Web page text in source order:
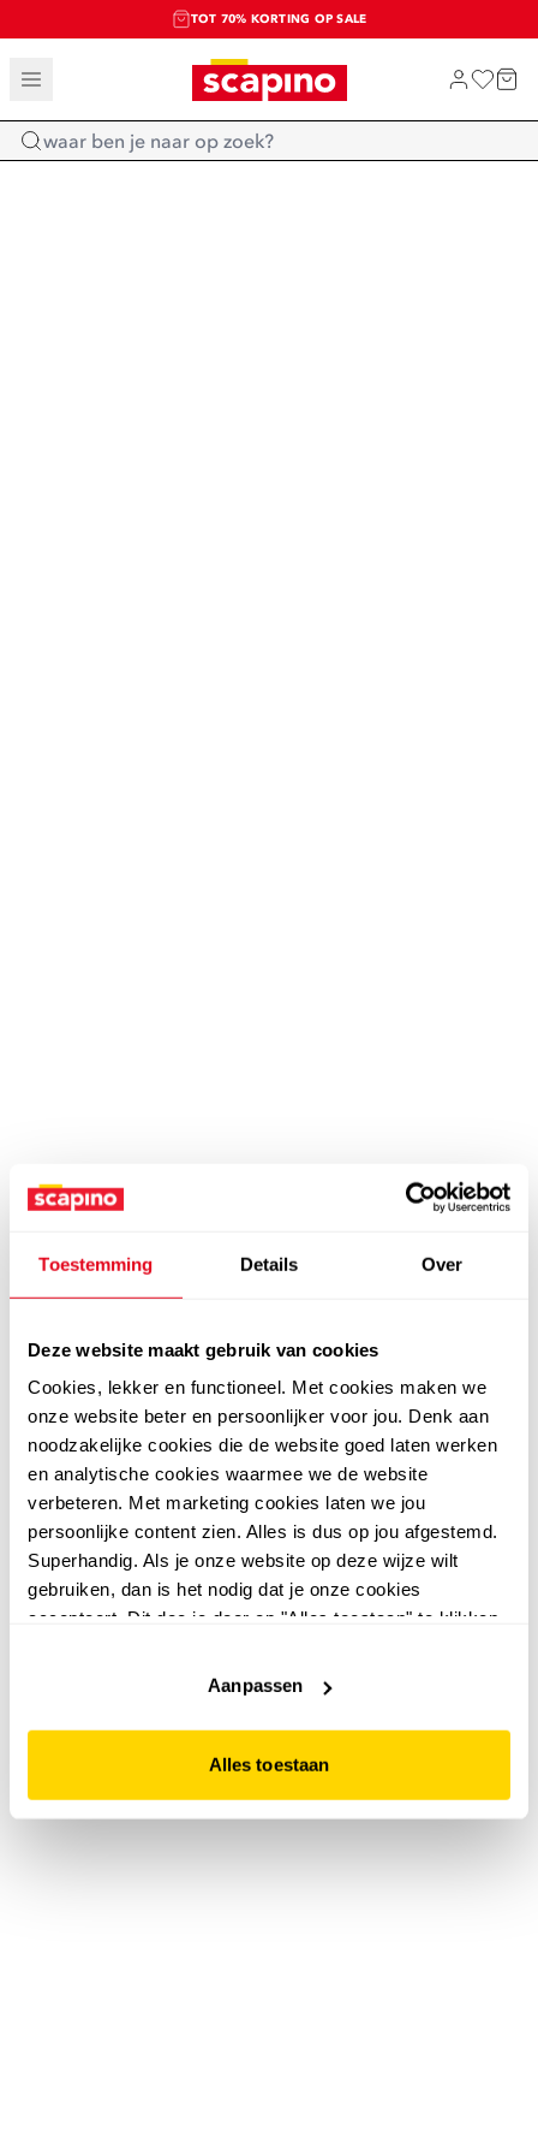
Toestemming Details Over
Deze website maakt gebruik van cookies
Cookies, lekker en functioneel. Met cookies maken we
onze website beter en persoonlijker voor jou. Denk aan
noodzakelijke cookies die de website goed laten werken
en analytische cookies waarmee we de website
verbeteren. Met marketing cookies laten we jou
persoonlijke content zien. Alles is dus op jou afgestemd.
Superhandig. Als je onze website op deze wijze wilt
gebruiken, dan is het nodig dat je onze cookies
accepteert. Dit doe je door op "Alles toestaan" te klikken.
website niet optimaal functioneert.
Aanpassen
Alles toestaan
TOT 70% KORTING OP SALE
EXTRA ARTIKELEN IN DE SALE
SHOP NIEUW
Home